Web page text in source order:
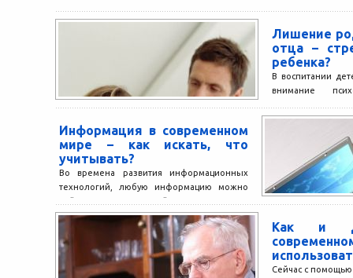
Лишение
отца –
ребенка?
В воспитании
внимание
климата в семье
Информация в современном
мире – как искать, что
учитывать?
Во времена развития информационных
технологий, любую информацию можно
найти в Интернет. Сейчас, пользоваться
Интернетом для поиска нужной
информации, это куда...
Как и
Сейчас с